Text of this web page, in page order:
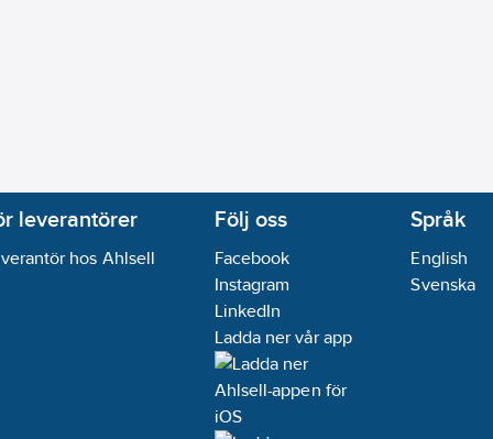
leverantörer
hos Ahlsell
Följ oss
Facebook
Instagram
LinkedIn
Ladda ner vår app
Språk
English
Svenska